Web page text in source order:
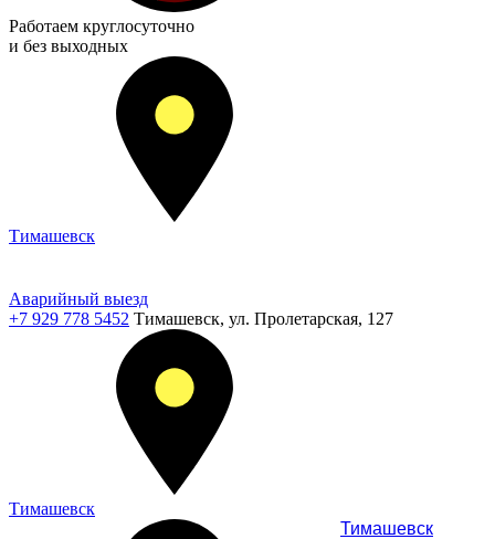
Работаем круглосуточно
и без выходных
Тимашевск
Аварийный выезд
+7 929 778 5452 Тимашевск, ул. Пролетарская, 127
Тимашевск
Тимашевск